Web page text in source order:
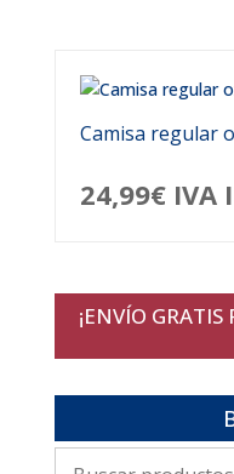
Camisa regular
24,99€ IVA
¡ENVÍO GRATIS